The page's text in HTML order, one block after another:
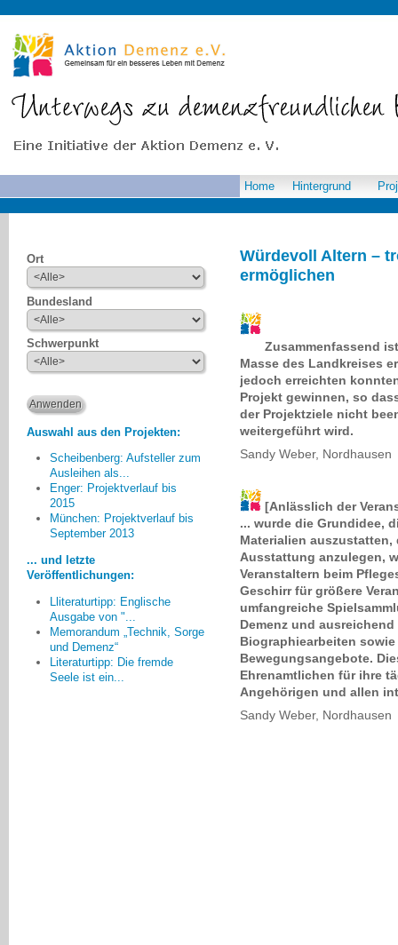
Würdevoll Altern –
ermöglichen
Zusammenfassend
Masse des Landkreises
jedoch erreichten
Projekt gewinnen, so
der Projektziele nicht
weitergeführt wird.
Sandy Weber, Nordhausen
[Anlässlich der
... wurde die Grundidee,
Materialien
Ausstattung anzulegen,
Veranstaltern beim
Geschirr für größere
umfangreiche
Demenz und
Biographiearbeiten
Bewegungsangebote.
Ehrenamtlichen für ihre
Angehörigen und allen
Sandy Weber, Nordhausen
Home Hintergrund
Ort
Bundesland
Schwerpunkt
Auswahl aus den Projekten:
Scheibenberg: Aufsteller zum
Ausleihen als...
Enger: Projektverlauf bis
2015
München: Projektverlauf bis
September 2013
... und letzte
Veröffentlichungen:
Lliteraturtipp: Englische
Ausgabe von "...
Memorandum „Technik, Sorge
und Demenz“
Literaturtipp: Die fremde
Seele ist ein...
Was dann in den Gesprächen
[mit Angehörigen] aus tiefster
Vergangenheit wieder
„hochgeholt“ wird und ich dadurch
immer noch viele unerledigte
Dinge gibt, die nie geklärt wurden,
beindruckt mich immer wieder.
Andreas Günther, Erfurt